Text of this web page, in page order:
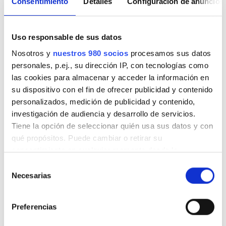
Uso responsable de sus datos
Nosotros y nuestros 980 socios procesamos sus datos
personales, p.ej., su dirección IP, con tecnologías como
las cookies para almacenar y acceder la información en
su dispositivo con el fin de ofrecer publicidad y contenido
personalizados, medición de publicidad y contenido,
investigación de audiencia y desarrollo de servicios.
Tiene la opción de seleccionar quién usa sus datos y con
qué propósitos. Puede cambiar o retirar su
consentimiento en cualquier momento desde la
consentimiento.
Obtenga más información sobre cómo se procesan sus
datos personales y establezca sus preferencias en la
Necesarias
Preferencias
abril 2026
marzo 2026 (4)
febrero 2026 (4)
enero 2026
noviembre 2025
septiembre 2025 (2)
julio 2025 (3)